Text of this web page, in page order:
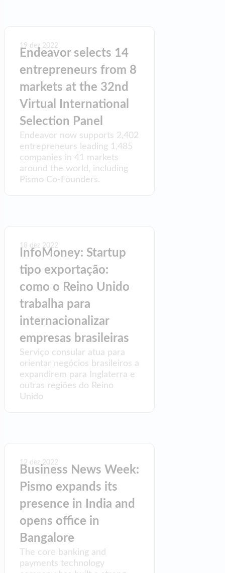
19 dez 2022
Endeavor selects 14
entrepreneurs from 8
markets at the 32nd
Virtual International
Selection Panel
Endeavor now supports 2,402
entrepreneurs leading 1,485
companies in 41 markets
around the world, including
Pismo Co-Founders.
18 dez 2022
InfoMoney: Startup
tipo exportação:
como o Reino Unido
trabalha para
internacionalizar
empresas brasileiras
Serviço consular atua para
orientar negócios brasileiros a
expandirem para Inglaterra e
outras regiões do Reino
Unido
12 dez 2022
Business News Week:
Pismo expands its
presence in India and
opens office in
Bangalore
The core banking and
payments technology